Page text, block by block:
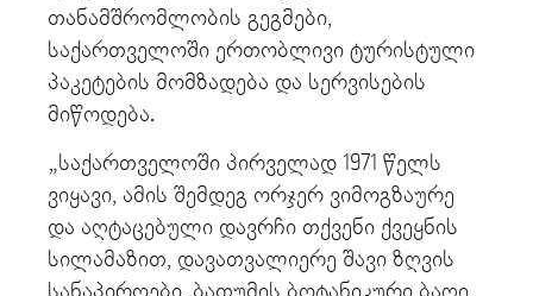
თანამშრომლობის გეგმები,
საქართველოში ერთობლივი ტურისტული
პაკეტების მომზადება და სერვისების
მიწოდება.
„საქართველოში პირველად 1971 წელს
ვიყავი, ამის შემდეგ ორჯერ ვიმოგზაურე
და აღტაცებული დავრჩი თქვენი ქვეყნის
სილამაზით, დავათვალიერე შავი ზღვის